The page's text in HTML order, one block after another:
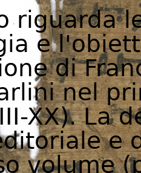
riguarda
e
di
nel
XX). La
e
volume